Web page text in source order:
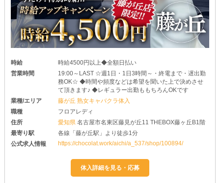
時給
時給4500円以上◆全額日払い
営業時間
19:00～LAST ☆週1日・1日3時間～・終電まで・遅出勤
務OK☆ ◆時間や頻度などは希望を聞いた上で決めさせ
て頂きます♪ ◆レギュラー出勤ももちろんOKです
業種/エリア
藤が丘 熟女キャバクラ体入
職種
フロアレディ
住所
愛知県名古屋市名東区藤見が丘11 THEBOX藤ヶ丘B1階
最寄り駅
各線「藤が丘駅」より徒歩1分
公式求人情報
https://chocolat.work/aichi/a_537/shop/100894/